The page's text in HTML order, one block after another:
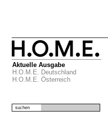
Aktuelle Ausgabe
H.O.M.E. Deutschland
H.O.M.E. Österreich
suchen